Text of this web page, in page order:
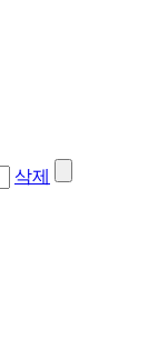
삭제